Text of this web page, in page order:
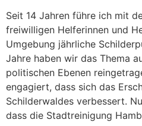
Seit 14 Jahren führe ich mit
freiwilligen Helferinnen und
Umgebung jährliche
Jahre haben wir das Thema
politischen Ebenen
engagiert, dass sich das
Schilderwaldes verbessert.
dass die Stadtreinigung